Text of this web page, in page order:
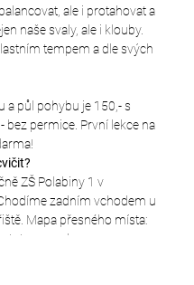
ale i protahovat a
naše svaly, ale i klouby.
tempem a dle svých
a půl pohybu je 150,- s
bez permice. První lekce na
ZŠ Polabiny 1 v
zadním vchodem u
Mapa přesného místa:
s/panepadanu